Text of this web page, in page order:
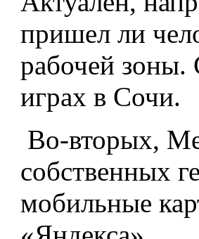
пришел ли
рабочей зоны.
играх в Сочи.
Во-вторых,
собственных
мобильные